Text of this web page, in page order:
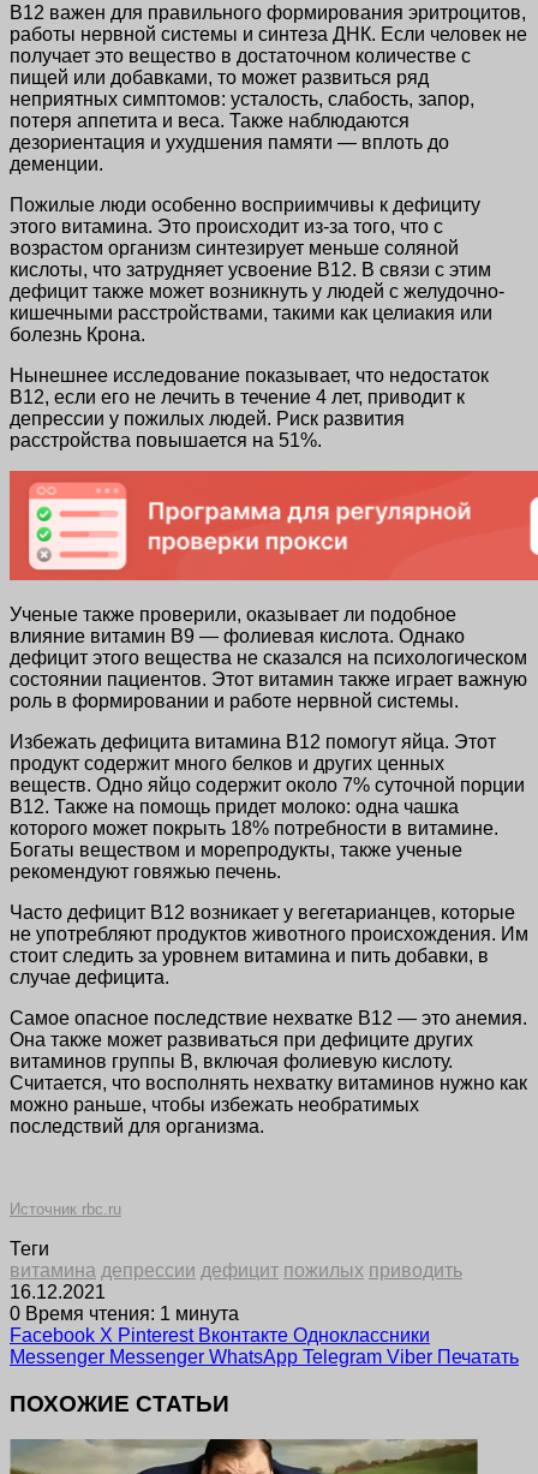
В12 важен для правильного формирования эритроцитов,
работы нервной системы и синтеза ДНК. Если человек не
получает это вещество в достаточном количестве с
пищей или добавками, то может развиться ряд
неприятных симптомов: усталость, слабость, запор,
потеря аппетита и веса. Также наблюдаются
дезориентация и ухудшения памяти — вплоть до
деменции.
Пожилые люди особенно восприимчивы к дефициту
этого витамина. Это происходит из-за того, что с
возрастом организм синтезирует меньше соляной
кислоты, что затрудняет усвоение В12. В связи с этим
дефицит также может возникнуть у людей с желудочно-
кишечными расстройствами, такими как целиакия или
болезнь Крона.
Нынешнее исследование показывает, что недостаток
В12, если его не лечить в течение 4 лет, приводит к
депрессии у пожилых людей. Риск развития
расстройства повышается на 51%.
Ученые также проверили, оказывает ли подобное
влияние витамин В9 — фолиевая кислота. Однако
дефицит этого вещества не сказался на психологическом
состоянии пациентов. Этот витамин также играет важную
роль в формировании и работе нервной системы.
Избежать дефицита витамина В12 помогут яйца. Этот
продукт содержит много белков и других ценных
веществ. Одно яйцо содержит около 7% суточной порции
В12. Также на помощь придет молоко: одна чашка
которого может покрыть 18% потребности в витамине.
Богаты веществом и морепродукты, также ученые
рекомендуют говяжью печень.
Часто дефицит В12 возникает у вегетарианцев, которые
не употребляют продуктов животного происхождения. Им
стоит следить за уровнем витамина и пить добавки, в
случае дефицита.
Самое опасное последствие нехватке В12 — это анемия.
Она также может развиваться при дефиците других
витаминов группы В, включая фолиевую кислоту.
Считается, что восполнять нехватку витаминов нужно как
можно раньше, чтобы избежать необратимых
последствий для организма.
Источник rbc.ru
Теги
витамина депрессии дефицит пожилых приводить
16.12.2021
0 Время чтения: 1 минута
Facebook X Pinterest Вконтакте Одноклассники
Messenger Messenger WhatsApp Telegram Viber Печатать
ПОХОЖИЕ СТАТЬИ